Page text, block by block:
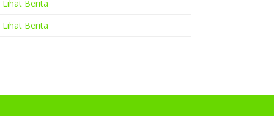
Lihat Berita
Lihat Berita